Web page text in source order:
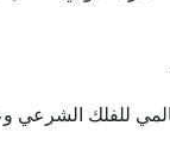
للفلك الشرعي